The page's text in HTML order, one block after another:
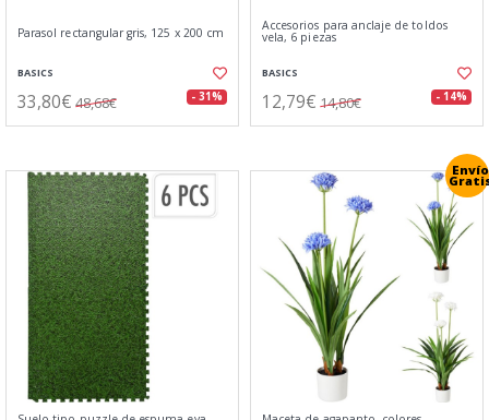
Parasol rectangular gris, 125 x 200 cm
BASICS
33,80€ 48,68€ - 31%
Accesorios para anclaje de toldos
vela, 6 piezas
BASICS
12,79€ 14,80€ - 14%
Envío